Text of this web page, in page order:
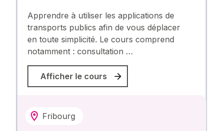
Apprendre à utiliser les applications de
transports publics afin de vous déplacer
en toute simplicité. Le cours comprend
notamment : consultation …
Afficher le cours
Fribourg